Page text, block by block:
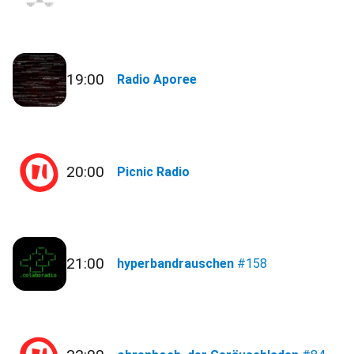
19:00 Radio Aporee
20:00 Picnic Radio
21:00 hyperbandrauschen #158